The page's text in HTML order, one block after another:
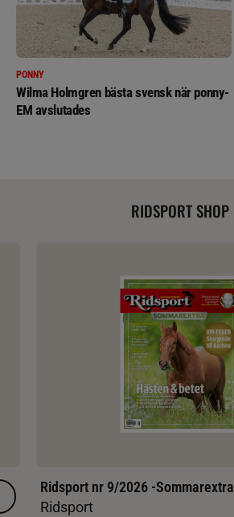
PONNY
Wilma Holmgren bästa svensk när ponny-
EM avslutades
RIDSPORT SHOP
Ridsport nr 9/2026 -Sommarextra
Ridsport